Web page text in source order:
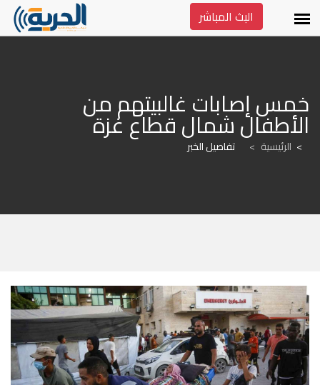
البث المباشر
الأطفال شمال قطاع غزة
الرئيسية > تفاصيل الخبر